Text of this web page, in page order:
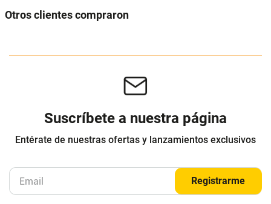
Municipio
CALCULAR ENVÍO
Otros clientes compraron
929.900
quincenas de
000 50%
Cuota de Referencia*
quincenas de